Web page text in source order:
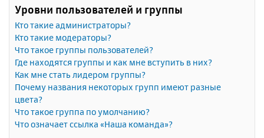
Уровни пользователей и группы
Кто такие администраторы?
Кто такие модераторы?
Что такое группы пользователей?
Где находятся группы и как мне вступить в них?
Как мне стать лидером группы?
Почему названия некоторых групп имеют разные
цвета?
Что такое группа по умолчанию?
Что означает ссылка «Наша команда»?